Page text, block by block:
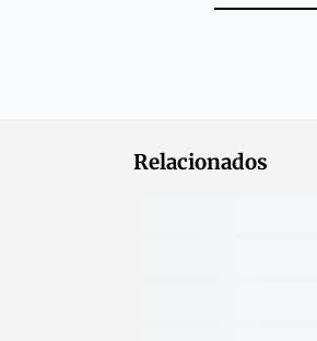
Relacionados